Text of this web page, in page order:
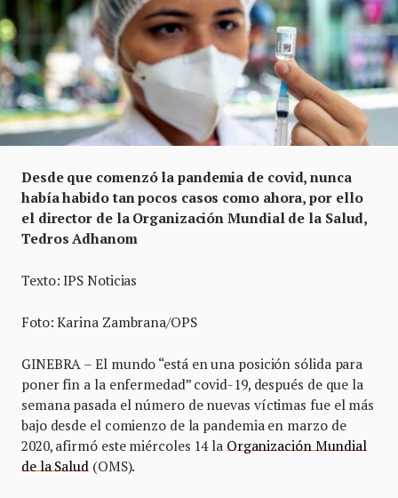
Desde que comenzó la pandemia de covid, nunca
había habido tan pocos casos como ahora, por ello
el director de la Organización Mundial de la Salud,
Tedros Adhanom
Texto: IPS Noticias
Foto: Karina Zambrana/OPS
GINEBRA – El mundo “está en una posición sólida para
poner fin a la enfermedad” covid-19, después de que la
semana pasada el número de nuevas víctimas fue el más
bajo desde el comienzo de la pandemia en marzo de
2020, afirmó este miércoles 14 la Organización Mundial
de la Salud(OMS).